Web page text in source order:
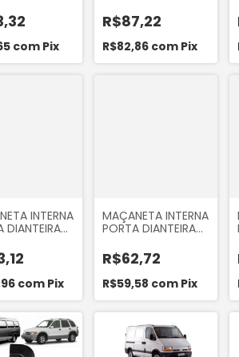
HAFEI
2008 A
com Pix
JAC J3 2010 A 2015
MARCA MANDO
JAC270
R$87,22
R$82,86 com Pix
INTERNA
DIANTEIRA
2005 A
85151
com Pix
MAÇANETA INTERNA
PORTA DIANTEIRA
ESQUERDO
SANDERO 2007 A
2013 LOGAN 2007 A
2013 DUSTER 2012...
OROCH 2015...
R$62,72
R$59,58 com Pix